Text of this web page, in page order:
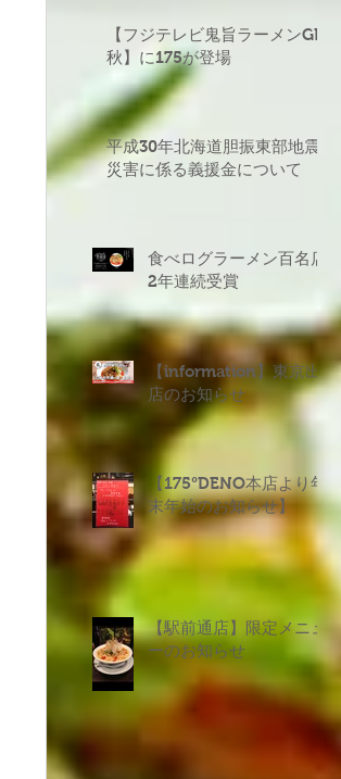
【フジテレビ鬼旨ラーメンGP
秋】に175が登場
平成30年北海道胆振東部地震
災害に係る義援金について
食べログラーメン百名店
2年連続受賞
【information】東京出
店のお知らせ
【175°DENO本店より年
末年始のお知らせ】
【駅前通店】限定メニュ
ーのお知らせ